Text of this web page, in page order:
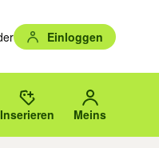
Einloggen
Eingabetaste auswählen.
Vorschläge mit den
oder PLZ.
Inserieren Meins